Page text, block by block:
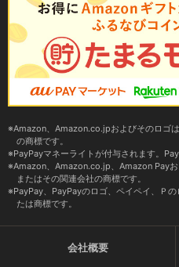
Amazon、Amazon.co.jpおよびそのロゴ
の商標です。
PayPayマネーライトが付与されます。
Amazon、Amazon.co.jp、Amazon Pay
またはその関連会社の商標です。
PayPay、PayPayのロゴ、ペイペイ、Ｐ
たは商標です。
会社概要